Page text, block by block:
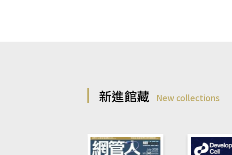
新進館藏 New collections